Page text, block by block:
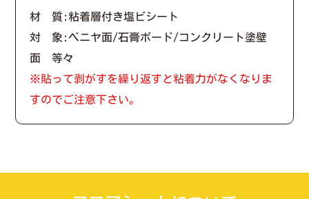
材 質:粘着層付き塩ビシート
対 象:ベニヤ面/石膏ボード/コンクリート塗壁
面 等々
※貼って剥がすを繰り返すと粘着力がなくなりま
すのでご注意下さい。